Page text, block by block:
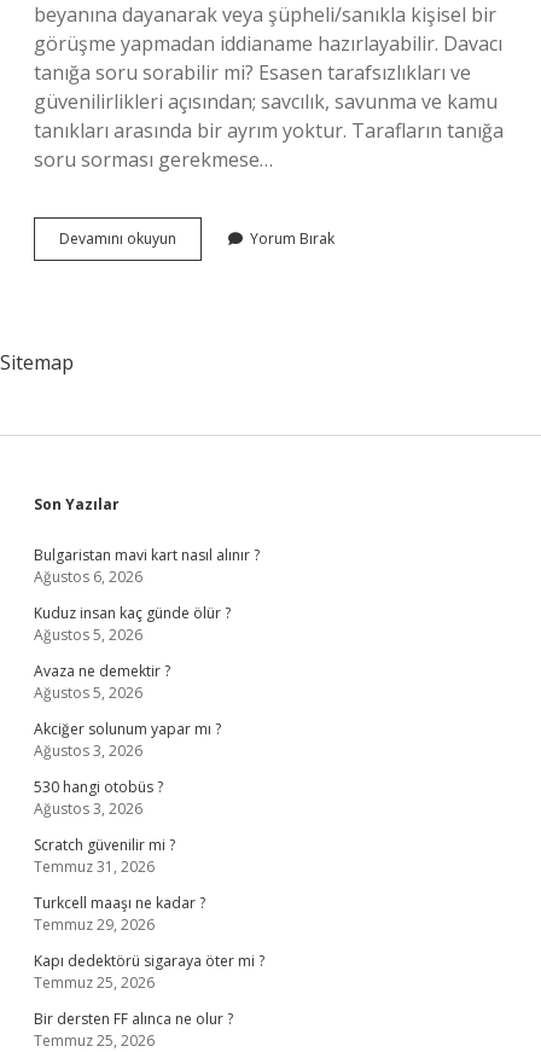
beyanına dayanarak veya şüpheli/sanıkla kişisel bir
görüşme yapmadan iddianame hazırlayabilir. Davacı
tanığa soru sorabilir mi? Esasen tarafsızlıkları ve
güvenilirlikleri açısından; savcılık, savunma ve kamu
tanıkları arasında bir ayrım yoktur. Tarafların tanığa
soru sorması gerekmese…
Devamını okuyun
Savcıya
Yorum Bırak
Sitemap
Sidebar
Son Yazılar
Bulgaristan mavi kart nasıl alınır ?
Ağustos 6, 2026
Kuduz insan kaç günde ölür ?
Ağustos 5, 2026
Avaza ne demektir ?
Ağustos 5, 2026
Akciğer solunum yapar mı ?
Ağustos 3, 2026
530 hangi otobüs ?
Ağustos 3, 2026
Scratch güvenilir mi ?
Temmuz 31, 2026
Turkcell maaşı ne kadar ?
Temmuz 29, 2026
Kapı dedektörü sigaraya öter mi ?
Temmuz 25, 2026
Bir dersten FF alınca ne olur ?
Temmuz 25, 2026